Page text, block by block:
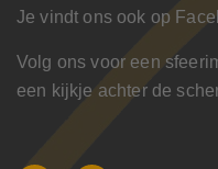
Je vindt ons ook op
Volg ons voor een
een kijkje achter de